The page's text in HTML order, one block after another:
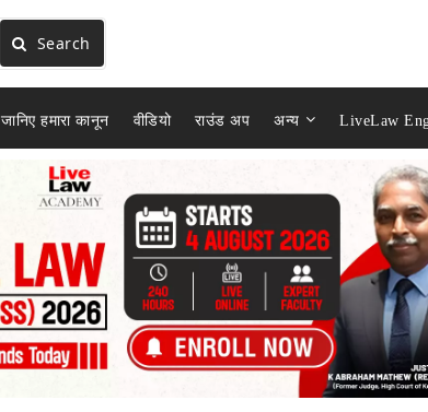
Search
जानिए हमारा कानून वीडियो राउंड अप अन्य LiveLaw